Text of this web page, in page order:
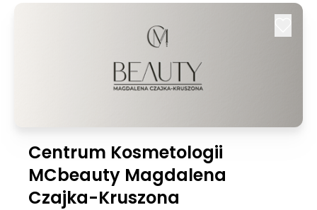
Centrum Kosmetologii
MCbeauty Magdalena
Czajka-Kruszona